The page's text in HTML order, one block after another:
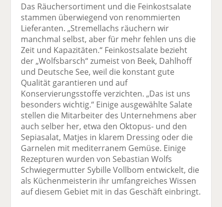
Das Räuchersortiment und die Feinkostsalate
stammen überwiegend von renommierten
Lieferanten. „Stremellachs räuchern wir
manchmal selbst, aber für mehr fehlen uns die
Zeit und Kapazitäten.“ Feinkostsalate bezieht
der „Wolfsbarsch“ zumeist von Beek, Dahlhoff
und Deutsche See, weil die konstant gute
Qualität garantieren und auf
Konservierungsstoffe verzichten. „Das ist uns
besonders wichtig.“ Einige ausgewählte Salate
stellen die Mitarbeiter des Unternehmens aber
auch selber her, etwa den Oktopus- und den
Sepiasalat, Matjes in klarem Dressing oder die
Garnelen mit mediterranem Gemüse. Einige
Rezepturen wurden von Sebastian Wolfs
Schwiegermutter Sybille Vollbom entwickelt, die
als Küchenmeisterin ihr umfangreiches Wissen
auf diesem Gebiet mit in das Geschäft einbringt.